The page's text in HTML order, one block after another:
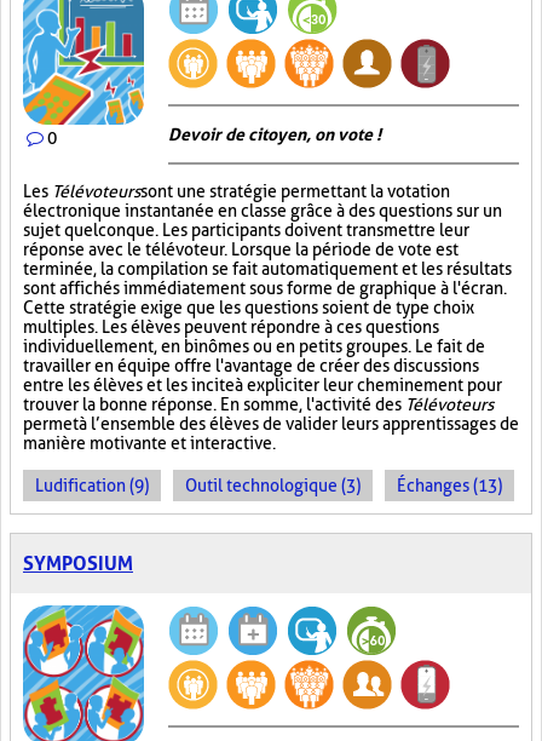
0 Devoir de citoyen, on vote !
Les Télévoteurssont une stratégie permettant la votation
électronique instantanée en classe grâce à des questions sur un
sujet quelconque. Les participants doivent transmettre leur
réponse avec le télévoteur. Lorsque la période de vote est
terminée, la compilation se fait automatiquement et les résultats
sont affichés immédiatement sous forme de graphique à l'écran.
Cette stratégie exige que les questions soient de type choix
multiples. Les élèves peuvent répondre à ces questions
individuellement, en binômes ou en petits groupes. Le fait de
travailler en équipe offre l'avantage de créer des discussions
entre les élèves et les incite à expliciter leur cheminement pour
trouver la bonne réponse. En somme, l'activité des Télévoteurs
permet à l’ensemble des élèves de valider leurs apprentissages de
manière motivante et interactive.
Ludification (9) Outil technologique (3) Échanges (13)
SYMPOSIUM